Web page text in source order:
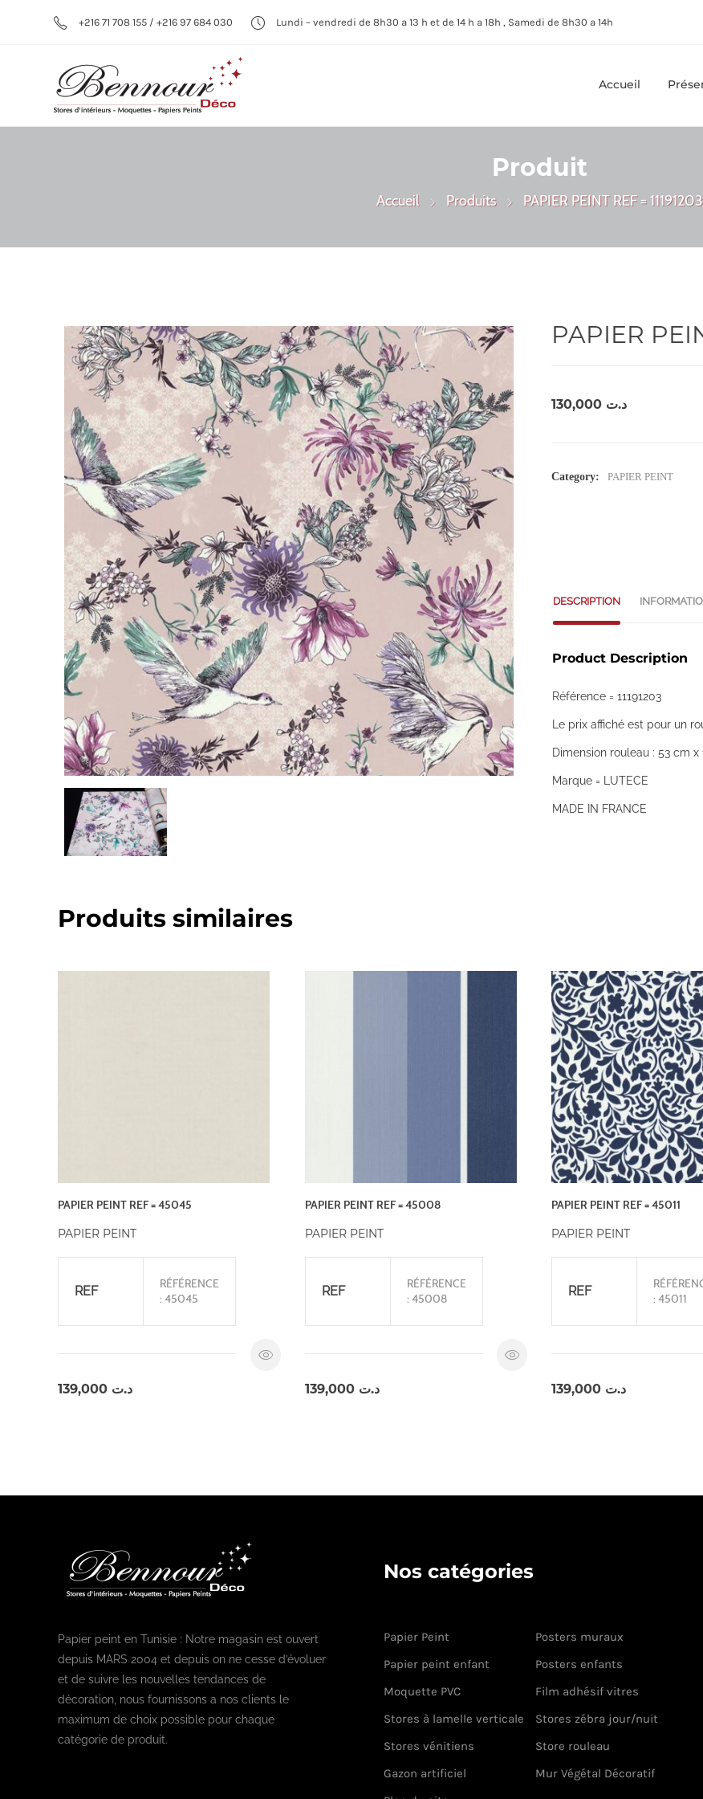
+216 71 708 155 / +216 97 684 030 Lundi – vendredi de 8h30 a 13 h et de 14 h a 18h , Samedi de 8h30 a 14h
Accueil
Produit
Accueil Produits PAPIER PEINT REF = 11191203
PAPIER
د.ت
Category: PAPIER PEINT
DESCRIPTION
Product Description
Référence = 11191203
Le prix affiché est pour un
Dimension rouleau : 53 cm x
Marque = LUTECE
MADE IN FRANCE
Produits similaires
PAPIER PEINT REF = 45045
PAPIER PEINT
REF
RÉFÉRENCE
: 45045
د.ت
PAPIER PEINT REF = 45008
PAPIER PEINT
REF
RÉFÉRENCE
: 45008
د.ت 139,000
PAPIER PEINT REF = 45011
PAPIER PEINT
REF
: 45011
د.ت
Papier peint en Tunisie : Notre magasin est ouvert
depuis MARS 2004 et depuis on ne cesse d’évoluer
et de suivre les nouvelles tendances de
décoration, nous fournissons a nos clients le
maximum de choix possible pour chaque
catégorie de produit.
Nos catégories
Papier Peint
Posters muraux
Papier peint enfant
Posters enfants
Moquette PVC
Film adhésif vitres
Stores à lamelle verticale
Stores zébra jour/nuit
Stores vénitiens
Store rouleau
Gazon artificiel
Mur Végétal Décoratif